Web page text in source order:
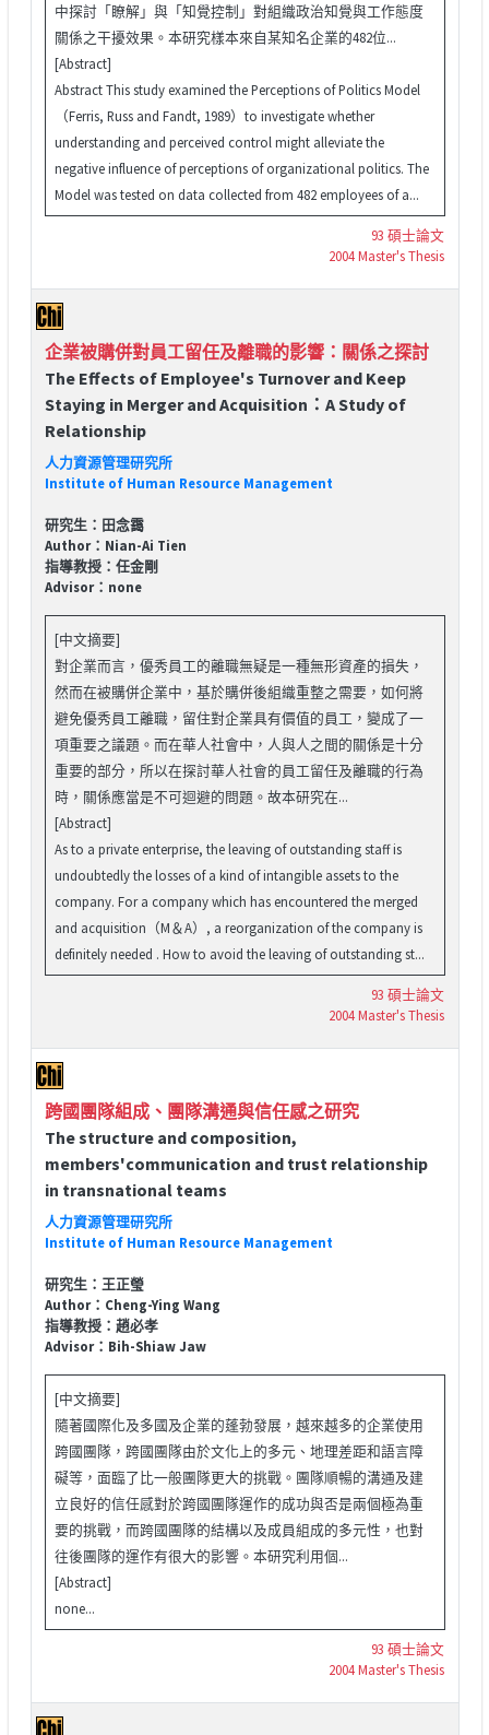
中探討「瞭解」與「知覺控制」對組織政治知覺與工作態度
關係之干擾效果。本研究樣本來自某知名企業的482位...
[Abstract]
Abstract This study examined the Perceptions of Politics Model
（Ferris, Russ and Fandt, 1989）to investigate whether
understanding and perceived control might alleviate the
negative influence of perceptions of organizational politics. The
Model was tested on data collected from 482 employees of a...
93 碩士論文
2004 Master's Thesis
企業被購併對員工留任及離職的影響：關係之探討
The Effects of Employee's Turnover and Keep
Staying in Merger and Acquisition：A Study of
Relationship
人力資源管理研究所
Institute of Human Resource Management
研究生：田念靄
Author：Nian-Ai Tien
指導教授：任金剛
Advisor：none
[中文摘要]
對企業而言，優秀員工的離職無疑是一種無形資產的損失，
然而在被購併企業中，基於購併後組織重整之需要，如何將
避免優秀員工離職，留住對企業具有價值的員工，變成了一
項重要之議題。而在華人社會中，人與人之間的關係是十分
重要的部分，所以在探討華人社會的員工留任及離職的行為
時，關係應當是不可迴避的問題。故本研究在...
[Abstract]
As to a private enterprise, the leaving of outstanding staff is
undoubtedly the losses of a kind of intangible assets to the
company. For a company which has encountered the merged
and acquisition（M＆A）, a reorganization of the company is
definitely needed . How to avoid the leaving of outstanding st...
93 碩士論文
2004 Master's Thesis
跨國團隊組成、團隊溝通與信任感之研究
The structure and composition,
members'communication and trust relationship
in transnational teams
人力資源管理研究所
Institute of Human Resource Management
研究生：王正瑩
Author：Cheng-Ying Wang
指導教授：趙必孝
Advisor：Bih-Shiaw Jaw
[中文摘要]
隨著國際化及多國及企業的蓬勃發展，越來越多的企業使用
跨國團隊，跨國團隊由於文化上的多元、地理差距和語言障
礙等，面臨了比一般團隊更大的挑戰。團隊順暢的溝通及建
立良好的信任感對於跨國團隊運作的成功與否是兩個極為重
要的挑戰，而跨國團隊的結構以及成員組成的多元性，也對
往後團隊的運作有很大的影響。本研究利用個...
[Abstract]
none...
93 碩士論文
2004 Master's Thesis